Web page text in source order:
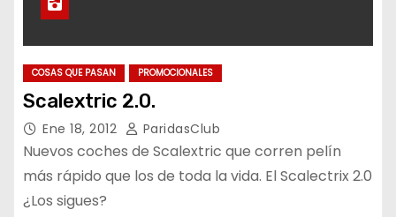
COSAS QUE PASAN PROMOCIONALES
Scalextric 2.0.
Ene 18, 2012 ParidasClub
Nuevos coches de Scalextric que corren pelín
más rápido que los de toda la vida. El Scalectrix 2.0
¿Los sigues?